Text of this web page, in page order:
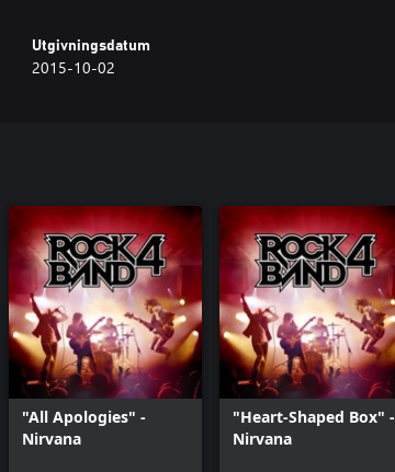
Utgivningsdatum
2015-10-02
"All Apologies" -
Nirvana
"Heart-Shaped Box" -
Nirvana